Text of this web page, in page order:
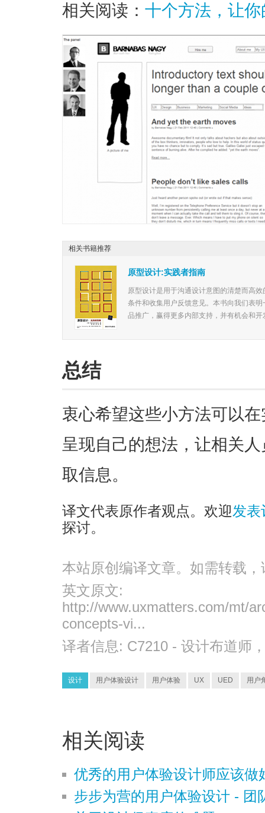
相关阅读： 十个方法，让
原型设计:实践者指南
原型设计是用于沟通设计意图的清楚而高
条件和收集用户反馈意见。本书向我们表
品推广，赢得更多内部支持，并有机会和
相关书籍推荐
总结
衷心希望这些小方法可以
呈现自己的想法，让相关
取信息。
译文代表原作者观点。欢迎发表
探讨。
本站原创编译文章。如需转载
英文原文:
http://www.uxmatters.com/mt/
concepts-vi...
译者信息: C7210 - 设计布道师
设计 用户体验设计 用户体验 UX UED 用户
相关阅读
优秀的用户体验设计师应该做
步步为营的用户体验设计 - 团